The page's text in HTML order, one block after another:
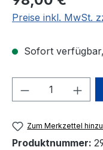
Preise inkl. MwSt.
Sofort
Produkt
Zum Merkzettel
Produktnummer: